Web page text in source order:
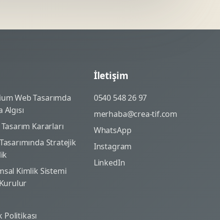
Web Tasarımda
Kararları
Stratejik
Kimlik Sistemi
Politikası
İletişim
0540 548 26 97
merhaba@crea-tif.com
WhatsApp
Instagram
LinkedIn